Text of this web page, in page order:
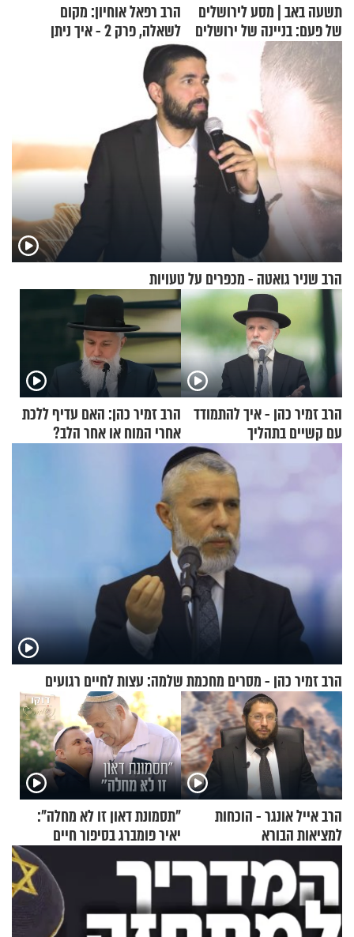
תשעה באב | מסע לירושלים
של פעם: בניינה של ירושלים
הרב רפאל אוחיון: מקום
לשאלה, פרק 2 - איך ניתן
להוכיח שהתורה משמיים?
הרב שניר גואטה - מכפרים על טעויות
הרב זמיר כהן - איך להתמודד
עם קשיים בתהליך
הרב זמיר כהן: האם עדיף ללכת
אחרי המוח או אחר הלב?
הרב זמיר כהן - מסרים מחכמת שלמה: עצות לחיים רגועים
הרב אייל אונגר - הוכחות
למציאות הבורא
"תסמונת דאון זו לא מחלה":
יאיר פומברג בסיפור חיים